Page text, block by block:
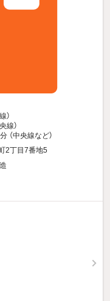
）
線）
分 （中央線など）
2丁目7番地5